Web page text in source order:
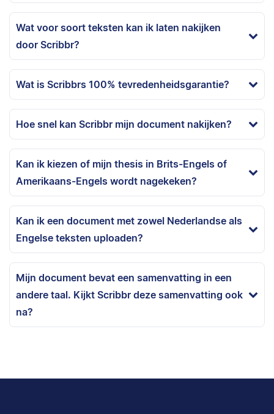
Wat voor soort teksten kan ik laten nakijken
door Scribbr?
Wat is Scribbrs 100% tevredenheidsgarantie?
Hoe snel kan Scribbr mijn document nakijken?
Kan ik kiezen of mijn thesis in Brits-Engels of
Amerikaans-Engels wordt nagekeken?
Kan ik een document met zowel Nederlandse als
Engelse teksten uploaden?
Mijn document bevat een samenvatting in een
andere taal. Kijkt Scribbr deze samenvatting ook
na?